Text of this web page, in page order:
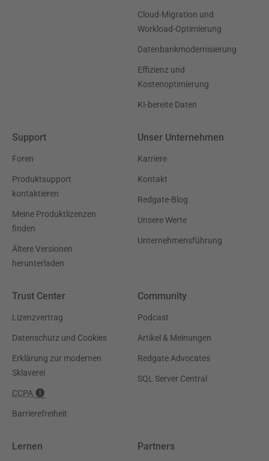
Cloud-Migration und
Workload-Optimierung
Datenbankmodernisierung
Effizienz und
Kostenoptimierung
KI-bereite Daten
Support
Foren
Produktsupport
kontaktieren
Meine Produktlizenzen
finden
Ältere Versionen
herunterladen
Unser Unternehmen
Karriere
Kontakt
Redgate-Blog
Unsere Werte
Unternehmensführung
Trust Center
Lizenzvertrag
Datenschutz und Cookies
Erklärung zur modernen
Sklaverei
CCPA
Barrierefreiheit
Community
Podcast
Artikel & Meinungen
Redgate Advocates
SQL Server Central
Lernen Partners